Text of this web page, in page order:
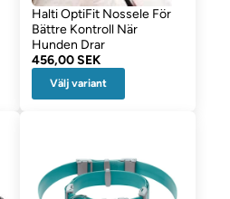
Halti OptiFit Nossele För
Bättre Kontroll När
Hunden Drar
456,00 SEK
Välj variant